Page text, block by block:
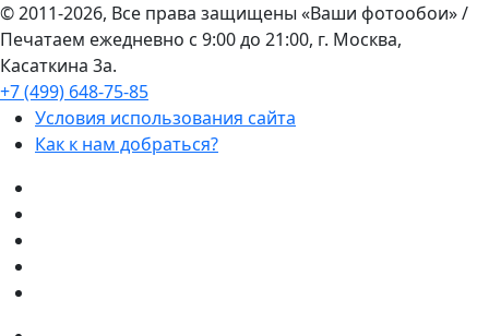
© 2011-2026, Все права защищены «Ваши фотообои» /
Печатаем ежедневно с 9:00 до 21:00, г. Москва,
Касаткина 3а.
+7 (499) 648-75-85
Условия использования сайта
Как к нам добраться?